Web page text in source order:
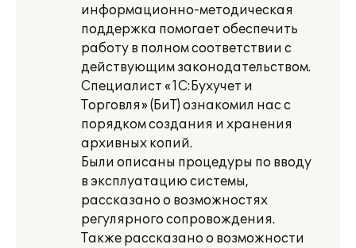
информационно-методическая
поддержка помогает обеспечить
работу в полном соответствии с
действующим законодательством.
Специалист «1С:Бухучет и
Торговля» (БиТ) ознакомил нас с
порядком создания и хранения
архивных копий.
Были описаны процедуры по вводу
в эксплуатацию системы,
рассказано о возможностях
регулярного сопровождения.
Также рассказано о возможности